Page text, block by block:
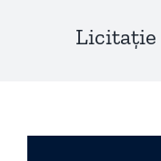
Licitație